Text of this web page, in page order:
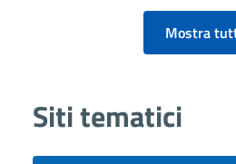
Mostra
Siti tematici